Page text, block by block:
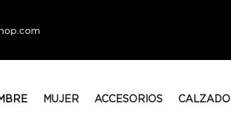
MUJER ACCESORIOS CALZADO